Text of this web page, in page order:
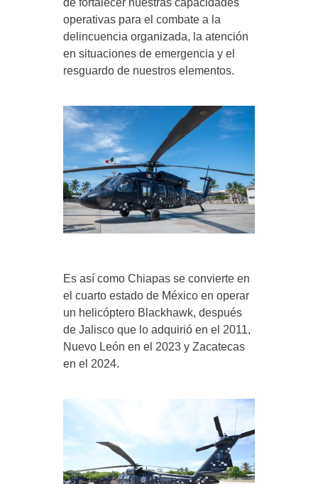
de fortalecer nuestras capacidades
operativas para el combate a la
delincuencia organizada, la atención
en situaciones de emergencia y el
resguardo de nuestros elementos.
Es así como Chiapas se convierte en
el cuarto estado de México en operar
un helicóptero Blackhawk, después
de Jalisco que lo adquirió en el 2011,
Nuevo León en el 2023 y Zacatecas
en el 2024.